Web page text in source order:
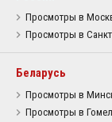
Просмотры в
Просмотры в
Беларусь
Просмотры в
Просмотры в